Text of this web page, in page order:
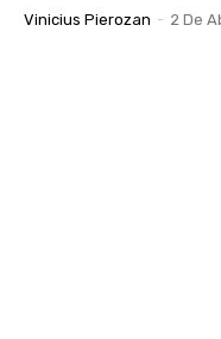
Vinicius Pierozan - 2 De